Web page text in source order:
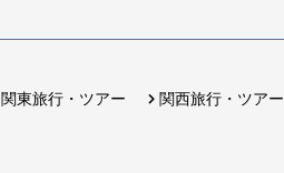
関東旅行・ツアー 関西旅行・ツアー